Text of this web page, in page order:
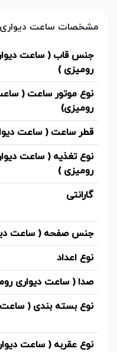
مشخصات ساعت دیواری
جنس قاب ( ساعت
رومیزی )
نوع موتور ساعت (
رومیزی)
قطر ساعت ( ساعت
نوع تغذیه ( ساعت
رومیزی )
گارانتی
جنس صفحه ( ساعت
نوع اعداد
صدا ( ساعت دیواری
نوع بسته بندی ( ساعت
نوع عقربه ( ساعت